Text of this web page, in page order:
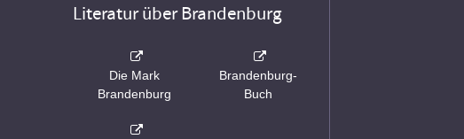
Literatur über Brandenburg
Die Mark
Brandenburg
Brandenburg-
Buch